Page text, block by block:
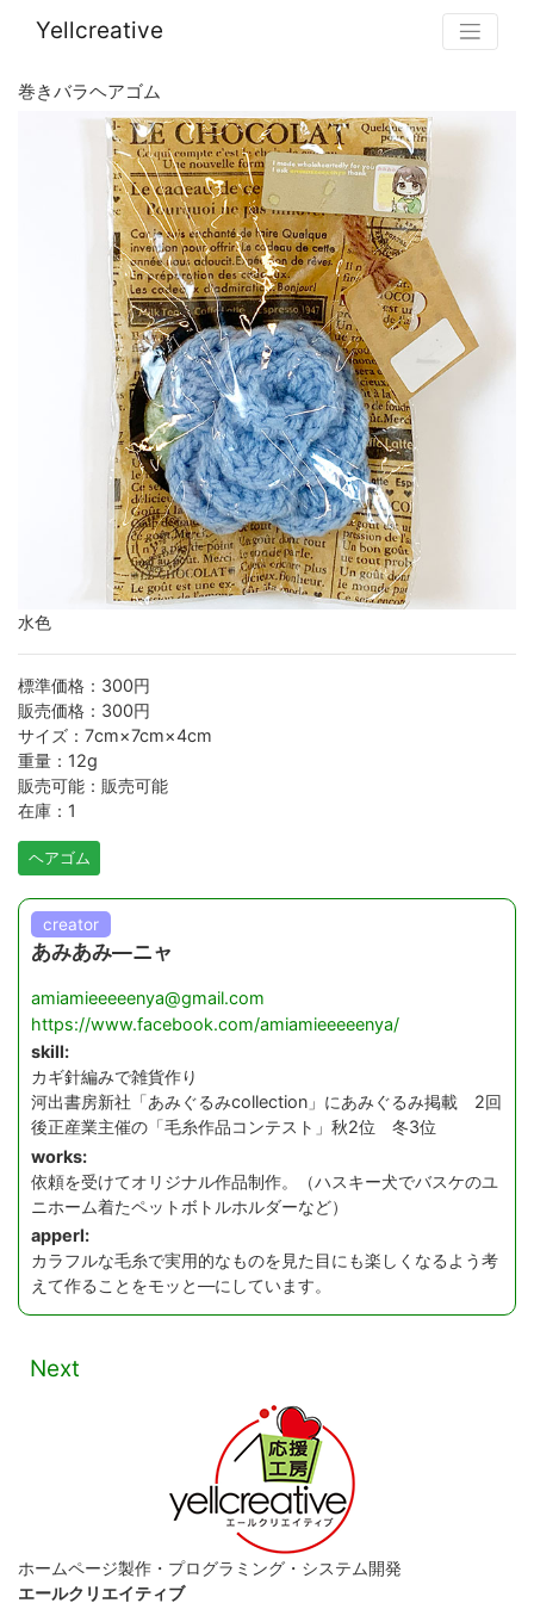
Yellcreative
巻きバラヘアゴム
水色
標準価格：300円
販売価格：300円
サイズ：7cm×7cm×4cm
重量：12g
販売可能：販売可能
在庫：1
ヘアゴム
creator
あみあみ―ニャ
amiamieeeeenya@gmail.com
https://www.facebook.com/amiamieeeeenya/
skill:
カギ針編みで雑貨作り
河出書房新社「あみぐるみcollection」にあみぐるみ掲載 2回
後正産業主催の「毛糸作品コンテスト」秋2位 冬3位
works:
依頼を受けてオリジナル作品制作。（ハスキー犬でバスケのユ
ニホーム着たペットボトルホルダーなど）
apperl:
カラフルな毛糸で実用的なものを見た目にも楽しくなるよう考
えて作ることをモッと―にしています。
Next
ホームページ製作・プログラミング・システム開発
エールクリエイティブ